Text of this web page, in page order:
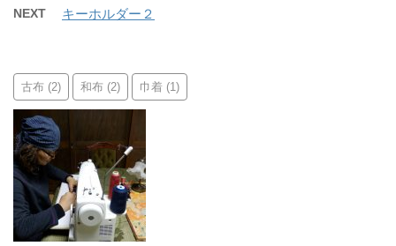
NEXT キーホルダー２
古布 (2) 和布 (2) 巾着 (1)